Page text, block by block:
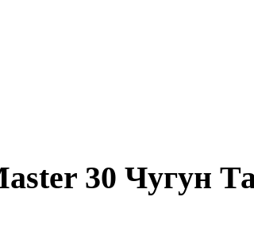
30 Чугун